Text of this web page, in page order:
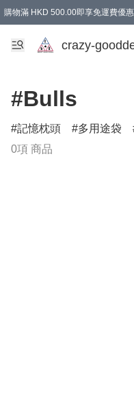
購物滿 HKD 500.00即享免運費優
成為會員可享免費禮品
crazy-
#Bulls
記憶枕頭 多用途袋
0項 商品